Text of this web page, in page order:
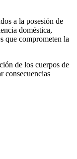
a la posesión de
doméstica,
que comprometen la
de los cuerpos de
consecuencias